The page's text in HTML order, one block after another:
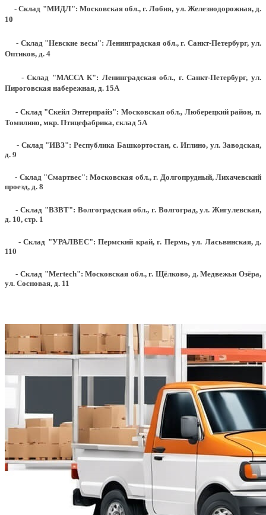
- Склад "МИДЛ": Московская обл., г. Лобня, ул. Железнодорожная, д.
10
- Склад "Невские весы": Ленинградская обл., г. Санкт-Петербург, ул.
Оптиков, д. 4
- Склад "МАССА К": Ленинградская обл., г. Санкт-Петербург, ул.
Пироговская набережная, д. 15А
- Склад "Скейл Энтерпрайз": Московская обл., Люберецкий район, п.
Томилино, мкр. Птицефабрика, склад 5А
- Склад "ИВЗ": Республика Башкортостан, с. Иглино, ул. Заводская,
д. 9
- Склад "Смартвес":Московская обл., г. Долгопрудный, Лихачевский
проезд, д. 8
- Склад "ВЗВТ": Волгоградская обл., г. Волгоград, ул. Жигулевская,
д. 10, стр. 1
- Склад "УРАЛВЕС": Пермский край, г. Пермь, ул. Ласьвинская, д.
110
- Склад "Mertech": Московская обл., г. Щёлково, д. Медвежьи Озёра,
ул. Сосновая, д. 11